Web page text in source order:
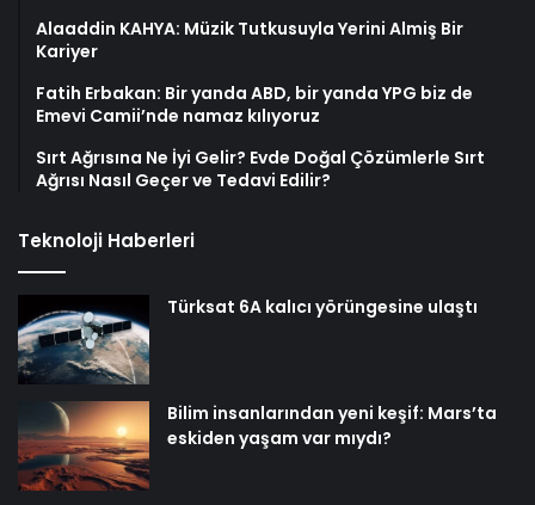
Alaaddin KAHYA: Müzik Tutkusuyla Yerini Almiş Bir
Kariyer
Fatih Erbakan: Bir yanda ABD, bir yanda YPG biz de
Emevi Camii’nde namaz kılıyoruz
Sırt Ağrısına Ne İyi Gelir? Evde Doğal Çözümlerle Sırt
Ağrısı Nasıl Geçer ve Tedavi Edilir?
Teknoloji Haberleri
Türksat 6A kalıcı yörüngesine ulaştı
Bilim insanlarından yeni keşif: Mars’ta
eskiden yaşam var mıydı?